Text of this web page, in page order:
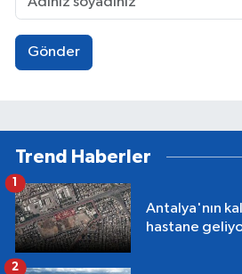
Gönder
Trend Haberler
Antalya'nın
hastane
1
2